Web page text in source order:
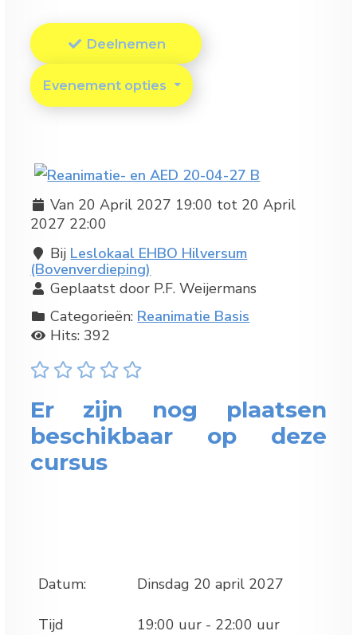
Deelnemen
Evenement opties
Van 20 April 2027 19:00 tot 20 April
2027 22:00
Bij Leslokaal EHBO Hilversum
(Bovenverdieping)
Geplaatst door P.F. Weijermans
Categorieën: Reanimatie Basis
Hits: 392
Er zijn nog plaatsen
beschikbaar op deze
cursus
Datum: Dinsdag 20 april 2027
Tijd 19:00 uur - 22:00 uur